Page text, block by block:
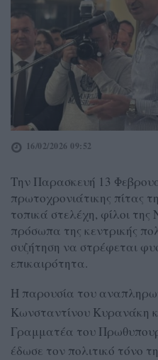
16/02/2026 09:52
Την Παρασκευή 13
πρωτοχρονιάτικης πίτας
τοπικά στελέχη, φίλοι
πρόσωπα της κεντρικής
συζήτηση να στρέφεται
επικαιρότητα.
Η παρουσία του
Κωνσταντίνου Κυρανάκη
Γραμματέα του
έδωσε τον πολιτικό τόνο